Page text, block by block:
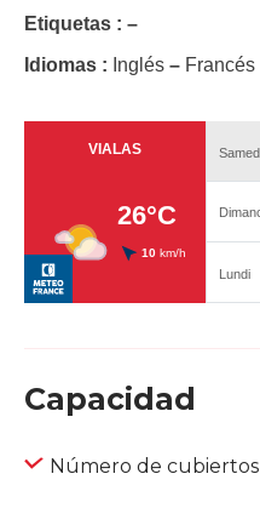
Etiquetas : –
Idiomas : Inglés – Francés
Capacidad
Número de cubiertos